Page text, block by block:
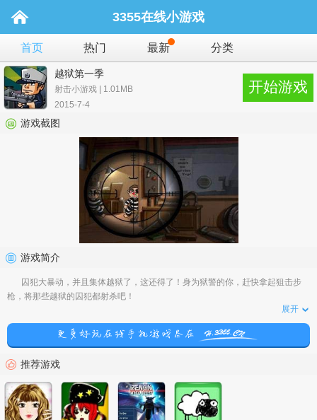
3355在线小游戏
首页 热门 最新 分类
越狱第一季
射击小游戏 | 1.01MB
2015-7-4
开始游戏
游戏截图
游戏简介
囚犯大暴动，并且集体越狱了，这还得了！身为狱警的你，赶快拿起狙击步
枪，将那些越狱的囚犯都射杀吧！
展开
推荐游戏